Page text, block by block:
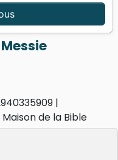
- Des Juifs
Maison de la Bible